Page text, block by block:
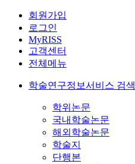
회원가입
로그인
MyRISS
고객센터
전체메뉴
학술연구정보서비스 검색
학위논문
국내학술논문
해외학술논문
학술지
단행본